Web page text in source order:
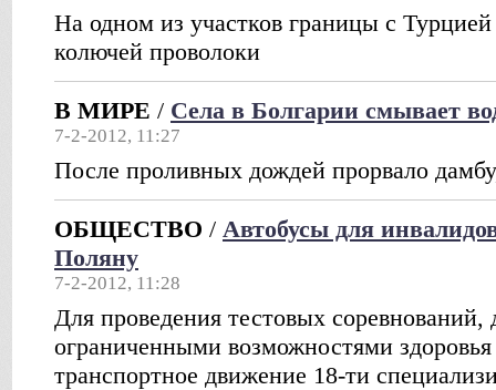
На одном из участков границы с
колючей проволоки
В МИРЕ / Села в Болгарии смывает
7-2-2012, 11:27
После проливных дождей прорвало
ОБЩЕСТВО / Автобусы для
Поляну
7-2-2012, 11:28
Для проведения тестовых соревнований,
ограниченными возможностями здоровья
транспортное движение 18-ти